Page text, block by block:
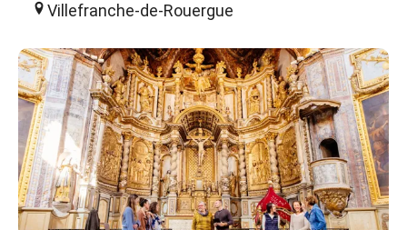
Villefranche-de-Rouergue